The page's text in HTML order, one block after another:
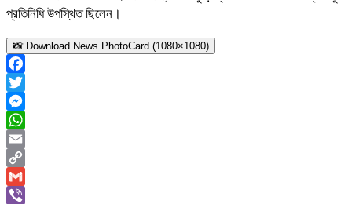
প্রতিনিধি উপস্থিত ছিলেন।
📸 Download News PhotoCard (1080×1080)
Facebook
Twitter
Messenger
WhatsApp
Email
Copy
Link
Gmail